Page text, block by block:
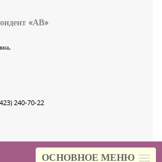
ОСНОВНОЕ МЕНЮ
«АВ»
240-70-22